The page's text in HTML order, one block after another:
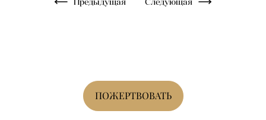
ПОЖЕРТВОВАТЬ